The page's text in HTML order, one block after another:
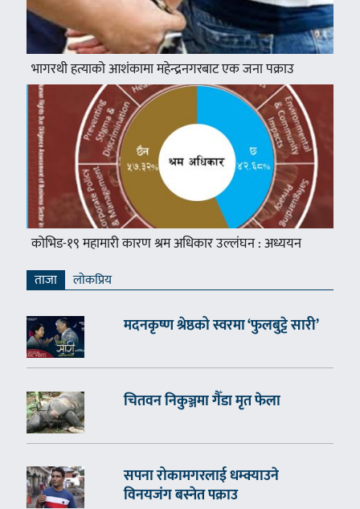
भागरथी हत्याको आशंकामा महेन्द्रनगरबाट एक जना पक्राउ
कोभिड-१९ महामारी कारण श्रम अधिकार उल्लंघन : अध्ययन
ताजा लाेकप्रिय
मदनकृष्ण श्रेष्ठको स्वरमा ‘फुलबुट्टे सारी’
चितवन निकुञ्जमा गैँडा मृत फेला
सपना रोकामगरलाई धम्क्याउने
विनयजंग बस्नेत पक्राउ